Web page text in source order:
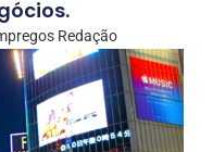
Redação